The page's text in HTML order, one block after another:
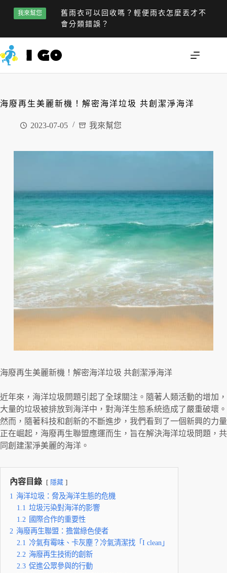
我來幫您
舊雨衣可以回收嗎？輕便雨衣怎麼丟才不
會分類錯誤？
海廢再生美麗新機！解密海洋垃圾 共創潔淨海洋
2023-07-05 我來幫您
海廢再生美麗新機！解密海洋垃圾 共創潔淨海洋
近年來，海洋垃圾問題引起了全球關注。隨著人類活動的增加，
大量的垃圾被排放到海洋中，對海洋生態系統造成了嚴重破壞。
然而，隨著科技和創新的不斷進步，我們看到了一個新興的力量
正在崛起，海廢再生聯盟應運而生，旨在解決海洋垃圾問題，共
同創建潔淨美麗的海洋。
內容目錄 隱藏
1 海洋垃圾：脅及海洋生態的危機
1.1 垃圾污染對海洋的影響
1.2 國際合作的重要性
2 海廢再生聯盟：擔當綠色使者
2.1 冷氣有霉味、卡灰塵？冷氣清潔找「I clean」
2.2 海廢再生技術的創新
2.3 促進公眾參與的行動